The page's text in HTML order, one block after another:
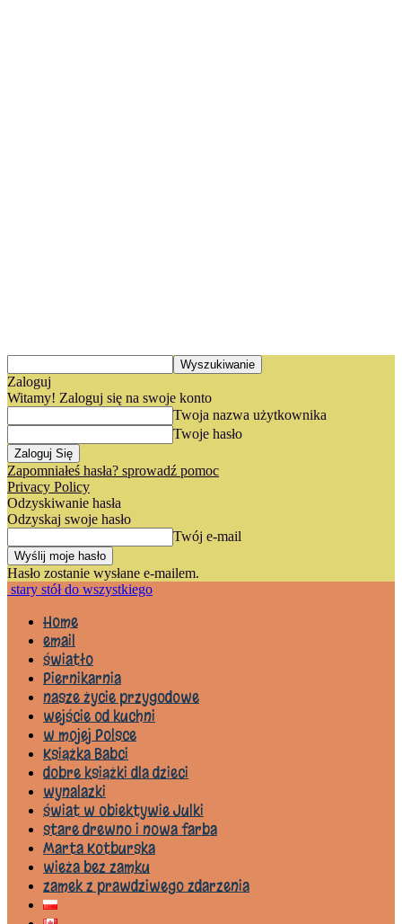
Zaloguj
Witamy! Zaloguj się na swoje konto
Twoja nazwa użytkownika
Twoje hasło
Zapomniałeś hasła? sprowadź pomoc
Privacy Policy
Odzyskiwanie hasła
Odzyskaj swoje hasło
Twój e-mail
Hasło zostanie wysłane e-mailem.
stary stół do wszystkiego
Home
email
światło
Piernikarnia
nasze życie przygodowe
wejście od kuchni
w mojej Polsce
Książka Babci
dobre książki dla dzieci
wynalazki
świat w obiektywie Julki
stare drewno i nowa farba
Marta Kotburska
wieża bez zamku
zamek z prawdziwego zdarzenia